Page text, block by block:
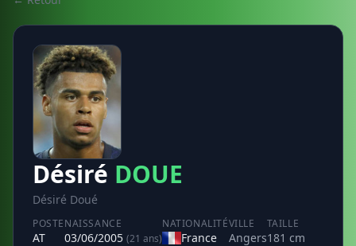
Désiré DOUE
Désiré Doué
POSTE
AT
NAISSANCE
03/06/2005 (21 ans)
NATIONALITÉ
France
VILLE
Angers
TAILLE
181 cm